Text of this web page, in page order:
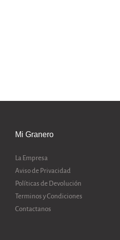
Mi Granero
La Empresa
Aviso de Privacidad
Políticas de Devolución
Terminos y Condiciones
Contactanos